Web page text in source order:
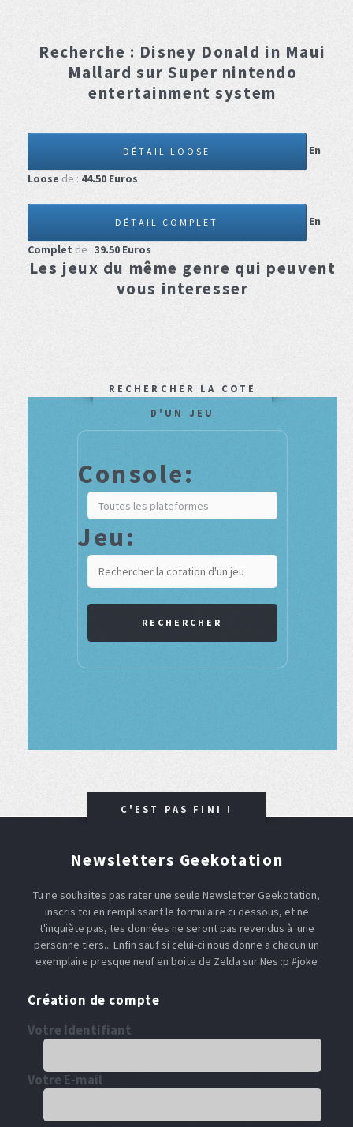
Recherche : Disney Donald in Maui
Mallard sur Super nintendo
entertainment system
DÉTAIL LOOSE
En
Loose de : 44.50 Euros
DÉTAIL COMPLET
En
Complet de : 39.50 Euros
Les jeux du même genre qui peuvent
vous interesser
RECHERCHER LA COTE
D'UN JEU
Console:
Jeu:
RECHERCHER
C'EST PAS FINI !
Newsletters Geekotation
Tu ne souhaites pas rater une seule Newsletter Geekotation,
inscris toi en remplissant le formulaire ci dessous, et ne
t'inquiète pas, tes données ne seront pas revendus à une
personne tiers... Enfin sauf si celui-ci nous donne a chacun un
exemplaire presque neuf en boite de Zelda sur Nes :p #joke
Création de compte
Votre Identifiant
Votre E-mail